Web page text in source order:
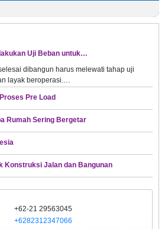
Uji Beban untuk…
dibangun harus melewati tahap uji
layak beroperasi.…
Pre Load
Rumah Sering Bergetar
Konstruksi Jalan dan Bangunan
+62-21 29563045
+6282312347066